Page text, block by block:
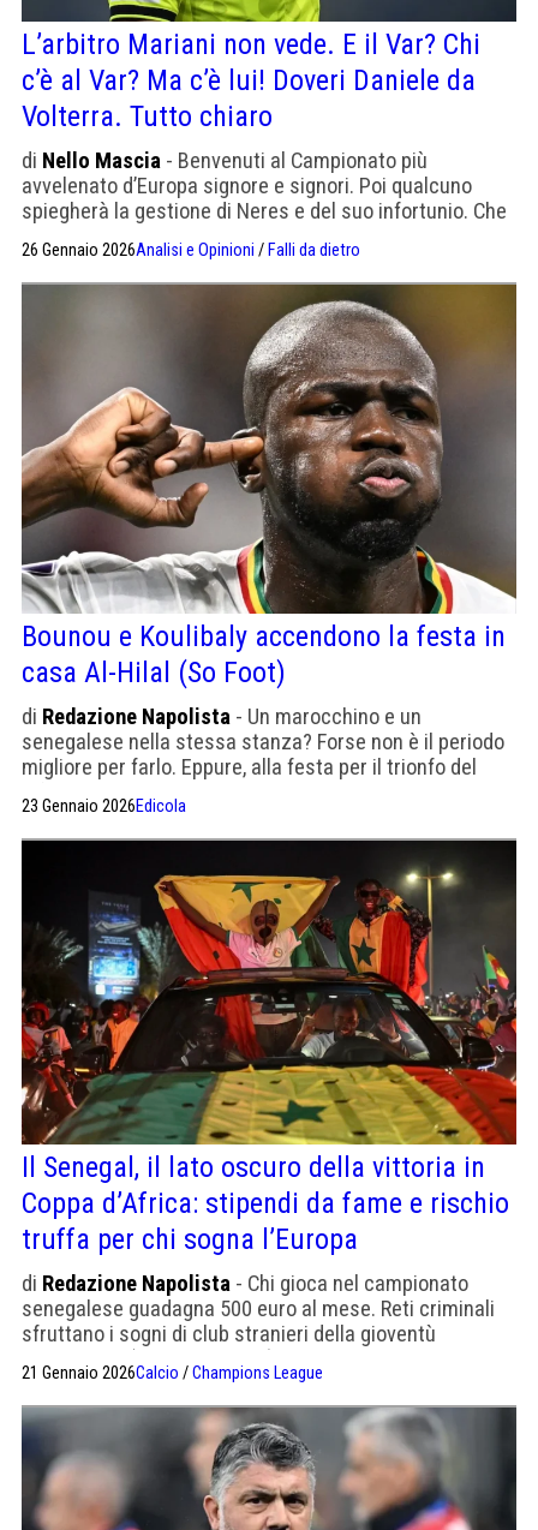
L’arbitro Mariani non vede. E il Var? Chi
c’è al Var? Ma c’è lui! Doveri Daniele da
Volterra. Tutto chiaro
di Nello Mascia - Benvenuti al Campionato più
avvelenato d’Europa signore e signori. Poi qualcuno
spiegherà la gestione di Neres e del suo infortunio. Che
26 Gennaio 2026Analisi e Opinioni / Falli da dietro
Bounou e Koulibaly accendono la festa in
casa Al-Hilal (So Foot)
di Redazione Napolista - Un marocchino e un
senegalese nella stessa stanza? Forse non è il periodo
migliore per farlo. Eppure, alla festa per il trionfo del
abbraccia.
23 Gennaio 2026Edicola
Il Senegal, il lato oscuro della vittoria in
Coppa d’Africa: stipendi da fame e rischio
truffa per chi sogna l’Europa
di Redazione Napolista - Chi gioca nel campionato
senegalese guadagna 500 euro al mese. Reti criminali
sfruttano i sogni di club stranieri della gioventù
21 Gennaio 2026Calcio /Champions League